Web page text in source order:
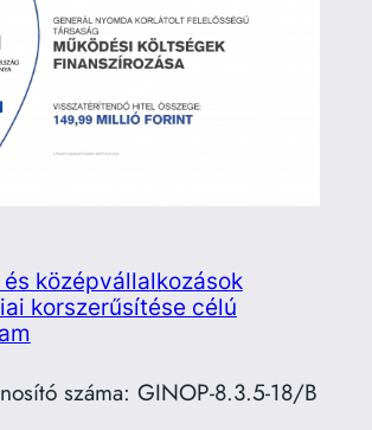
középvállalkozások
korszerűsítése célú
száma: GINOP-8.3.5-18/B